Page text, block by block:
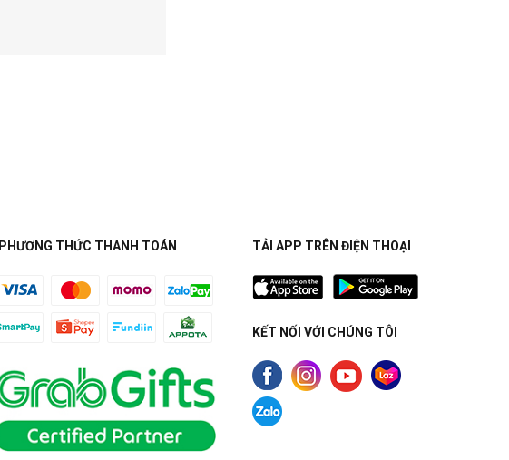
PHƯƠNG THỨC THANH TOÁN TẢI APP TRÊN ĐIỆN THOẠI
KẾT NỐI VỚI CHÚNG TÔI